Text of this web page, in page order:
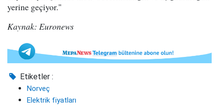
yerine geçiyor."
Kaynak: Euronews
Etiketler :
Norveç
Elektrik fiyatları